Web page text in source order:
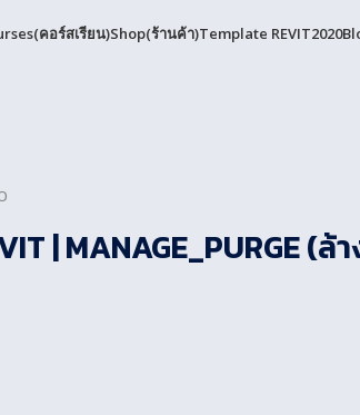
คอร์สเรียน)Shop(ร้านค้า)Template REVIT2020
| MANAGE_PURGE (ล้